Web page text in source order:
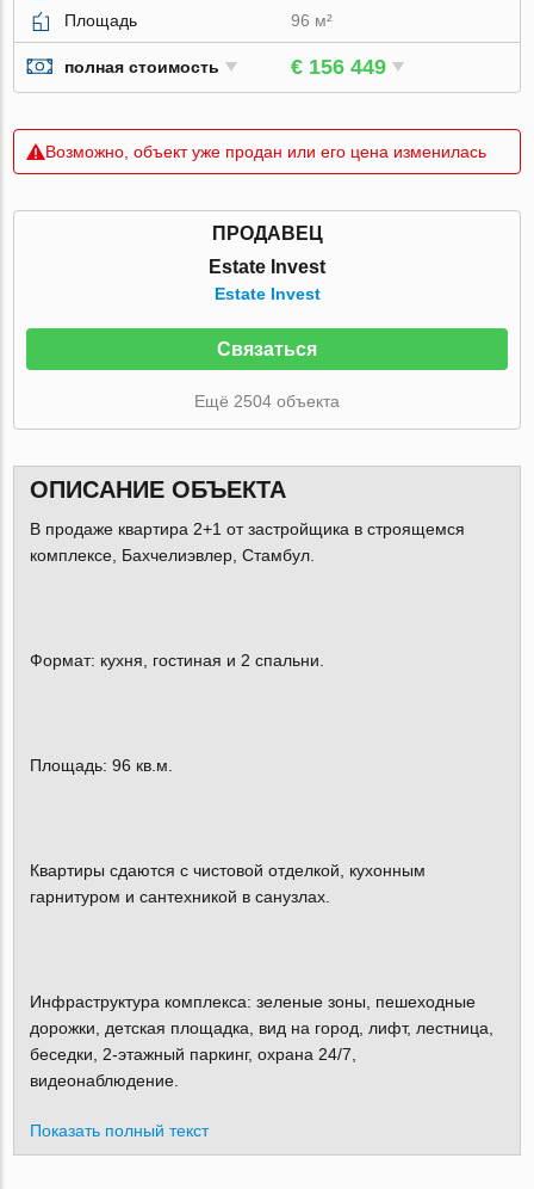
Площадь
96 м²
полная стоимость € 156 449
Возможно, объект уже продан или его цена изменилась
ПРОДАВЕЦ
Estate Invest
Estate Invest
Связаться
Ещё 2504 объекта
ОПИСАНИЕ ОБЪЕКТА
В продаже квартира 2+1 от застройщика в строящемся
комплексе, Бахчелиэвлер, Стамбул.
Формат: кухня, гостиная и 2 спальни.
Площадь: 96 кв.м.
Квартиры сдаются с чистовой отделкой, кухонным
гарнитуром и сантехникой в санузлах.
Инфраструктура комплекса: зеленые зоны, пешеходные
дорожки, детская площадка, вид на город, лифт, лестница,
беседки, 2-этажный паркинг, охрана 24/7,
видеонаблюдение.
Показать полный текст